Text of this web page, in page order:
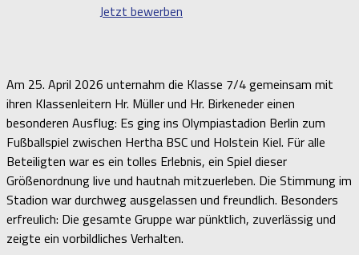
Jetzt bewerben
Am 25. April 2026 unternahm die Klasse 7/4 gemeinsam mit
ihren Klassenleitern Hr. Müller und Hr. Birkeneder einen
besonderen Ausflug: Es ging ins Olympiastadion Berlin zum
Fußballspiel zwischen Hertha BSC und Holstein Kiel. Für alle
Beteiligten war es ein tolles Erlebnis, ein Spiel dieser
Größenordnung live und hautnah mitzuerleben. Die Stimmung im
Stadion war durchweg ausgelassen und freundlich. Besonders
erfreulich: Die gesamte Gruppe war pünktlich, zuverlässig und
zeigte ein vorbildliches Verhalten.